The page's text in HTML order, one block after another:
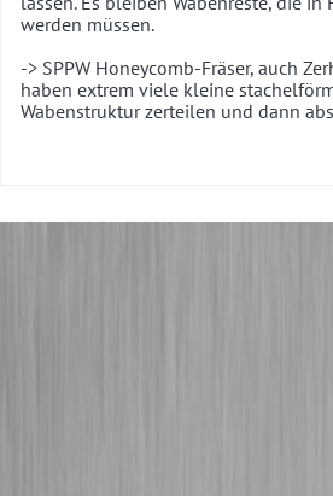
werden müssen.
-> SPPW Honeycomb-Fräser, auch
haben extrem viele kleine
Wabenstruktur zerteilen und dann